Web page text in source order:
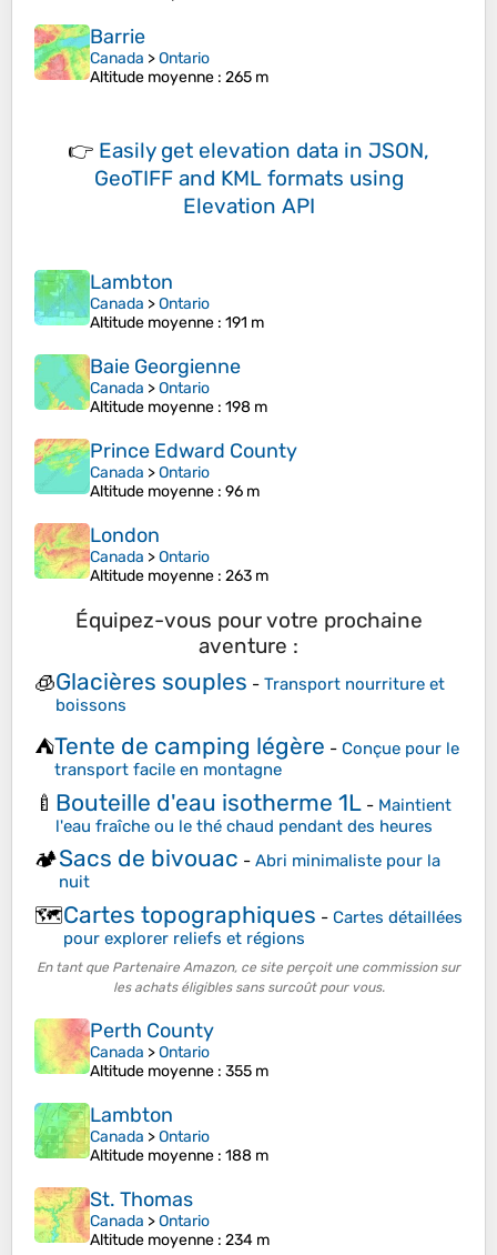
Barrie
Canada >Ontario
Altitude moyenne : 265 m
👉 Easily get elevation data in JSON,
GeoTIFF and KML formats using
Elevation API
Lambton
Canada >Ontario
Altitude moyenne : 191 m
Baie Georgienne
Canada >Ontario
Altitude moyenne : 198 m
Prince Edward County
Canada >Ontario
Altitude moyenne : 96 m
London
Canada >Ontario
Altitude moyenne : 263 m
Équipez-vous pour votre prochaine
aventure :
🧊Glacières souples - Transport nourriture et
boissons
⛺Tente de camping légère - Conçue pour le
transport facile en montagne
🍼 Bouteille d'eau isotherme 1L - Maintient
l'eau fraîche ou le thé chaud pendant des heures
🏕️Sacs de bivouac - Abri minimaliste pour la
nuit
🗺️Cartes topographiques - Cartes détaillées
pour explorer reliefs et régions
En tant que Partenaire Amazon, ce site perçoit une commission sur
les achats éligibles sans surcoût pour vous.
Perth County
Canada >Ontario
Altitude moyenne : 355 m
Lambton
Canada >Ontario
Altitude moyenne : 188 m
St. Thomas
Canada >Ontario
Altitude moyenne : 234 m